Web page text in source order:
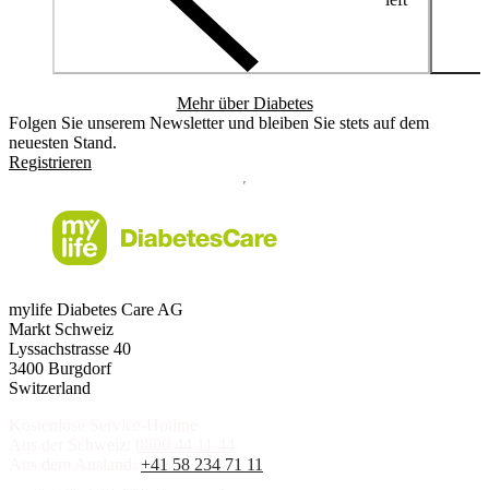
Mehr über Diabetes
Folgen Sie unserem Newsletter und bleiben Sie stets auf dem
neuesten Stand.
Registrieren
mylife Diabetes Care AG
Markt Schweiz
Lyssachstrasse 40
3400 Burgdorf
Switzerland
+41 58 234 71 11